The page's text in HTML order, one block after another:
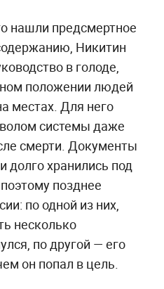
нашли предсмертное
Никитин
в голоде,
положении людей
местах. Для него
системы даже
смерти. Документы
долго хранились под
позднее
по одной из них,
несколько
по другой — его
он попал в цель.